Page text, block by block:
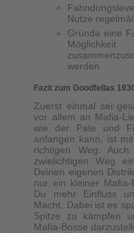
Nutze
Gründe eine
werden
Fazit zum Goodfellas
Zuerst einmal sei
vor allem an Mafia-
wie der Pate und
anfangen kann, ist
richtigen Weg.
zwielichtigen Weg
Deinen eigenen
nur ein kleiner
Du mehr Einfluss
Macht. Dabei ist es
Spitze zu kämpfen
Mafia-Bosse